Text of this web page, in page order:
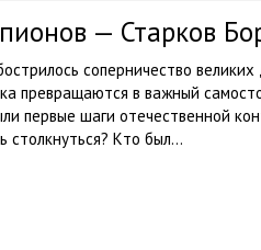
— Старков
соперничество
превращаются в важный
первые шаги отечественной
столкнуться? Кто был...